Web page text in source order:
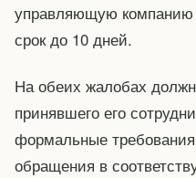
управляющую
срок до 10 дней.
На обеих жалобах
принявшего его
формальные
обращения в